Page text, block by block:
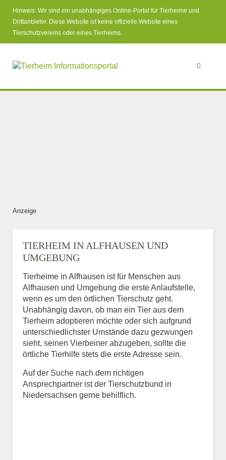
Hinweis: Wir sind ein unabhängiges Online-Portal für Tierheime und
Drittanbieter. Diese Website ist keine offizielle Website eines
Tierschutzvereins oder eines Tierheims.
Anzeige
TIERHEIM IN ALFHAUSEN UND
UMGEBUNG
Tierheime in Alfhausen ist für Menschen aus
Alfhausen und Umgebung die erste Anlaufstelle,
wenn es um den örtlichen Tierschutz geht.
Unabhängig davon, ob man ein Tier aus dem
Tierheim adoptieren möchte oder sich aufgrund
unterschiedlichster Umstände dazu gezwungen
sieht, seinen Vierbeiner abzugeben, sollte die
örtliche Tierhilfe stets die erste Adresse sein.
Auf der Suche nach dem richtigen
Ansprechpartner ist der Tierschutzbund in
Niedersachsen gerne behilflich.